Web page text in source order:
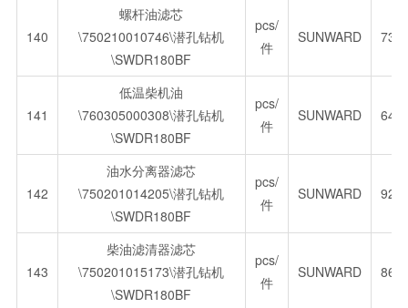
140
螺杆油滤芯
\750210010746\潜孔钻机
\SWDR180BF
pcs/
件
SUNWARD
141
低温柴机油
\760305000308\潜孔钻机
\SWDR180BF
pcs/
件
SUNWARD
142
油水分离器滤芯
\750201014205\潜孔钻机
\SWDR180BF
pcs/
件
SUNWARD
143
柴油滤清器滤芯
\750201015173\潜孔钻机
\SWDR180BF
pcs/
件
SUNWARD